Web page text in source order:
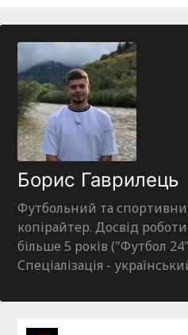
Борис Гаврилець
Футбольний та
копірайтер. Досвід
більше 5 років ("Футбол
Спеціалізація -